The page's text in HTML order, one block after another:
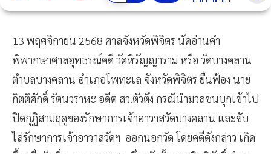
13 พฤศจิกายน 2568 ศาลจังหวัดพิจิตร นัดอ่านคำ
พิพากษาศาลอุทธรณ์คดี วัดหิรัญญาราม หรือ วัดบางคลาน
ตำบลบางคลาน อำเภอโพทะเล จังหวัดพิจิตร ยื่นฟ้อง นาย
กิตติศักดิ์ รัตนวราหะ อดีต สว.ตัวตึง กรณีนำมวลชนบุกเข้าไป
ปิดกุฏิสามฤดูของรักษาการเจ้าอาวาสวัดบางคลาน และขับ
ไล่รักษาการเจ้าอาวาสวัดฯ ออกนอกวัด โดยคดีดังกล่าว เกิด